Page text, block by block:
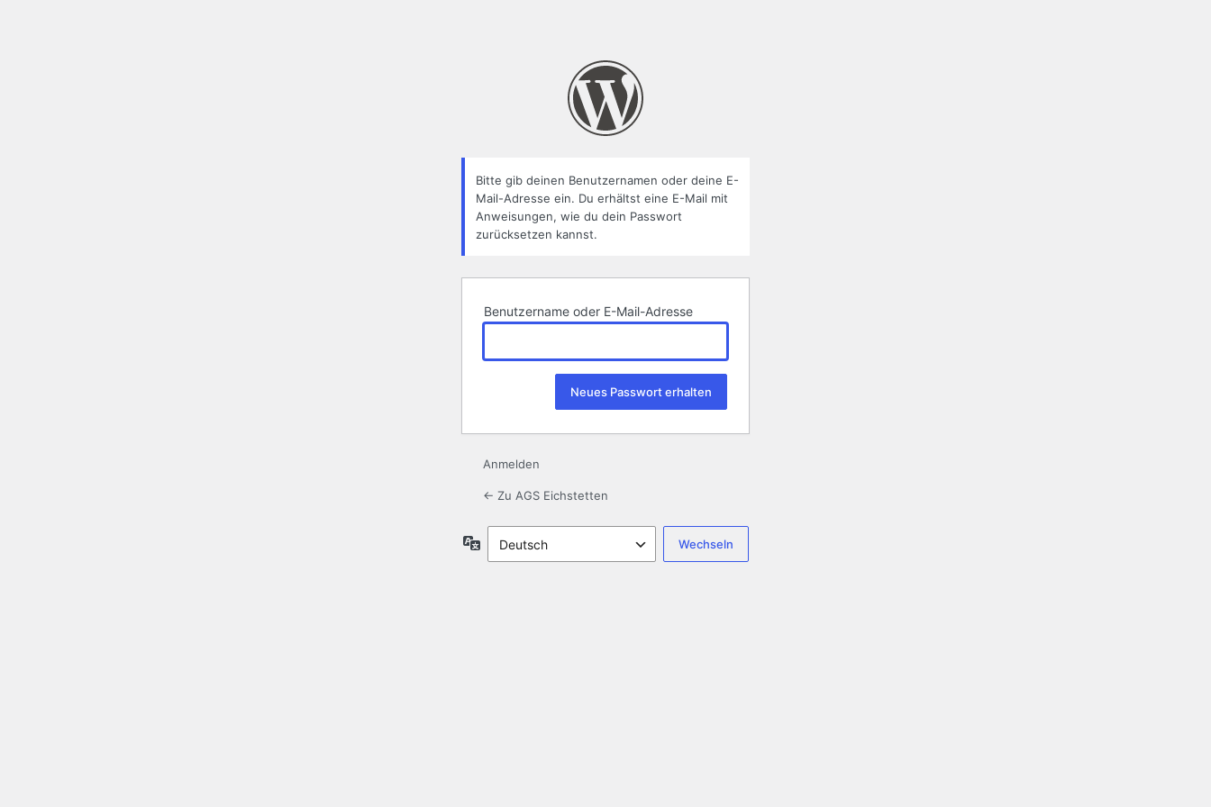
Bitte gib deinen Benutzernamen oder deine E-
Mail-Adresse ein. Du erhältst eine E-Mail mit
Anweisungen, wie du dein Passwort
zurücksetzen kannst.
Benutzername oder E-Mail-Adresse
Anmelden
← Zu AGS Eichstetten
Sprache